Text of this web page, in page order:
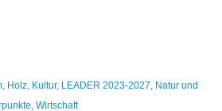
, Holz, Kultur, LEADER 2023-2027, Natur und
,Wirtschaft